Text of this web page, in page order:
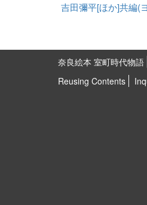
吉田彌平[ほか]共編(
奈良絵本 室町時代物語
Reusing Contents